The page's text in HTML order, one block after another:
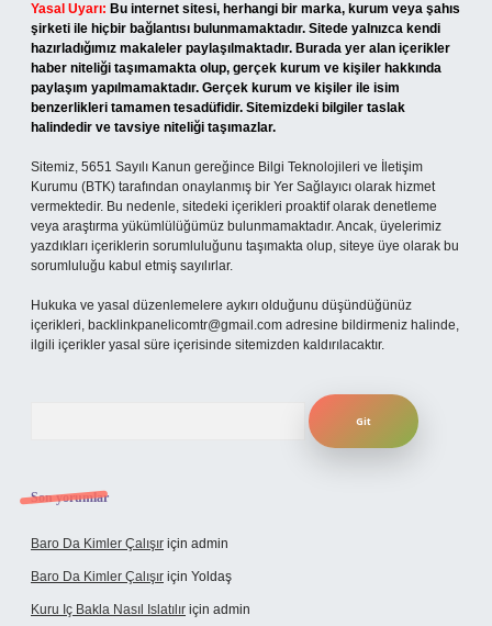
Yasal Uyarı: Bu internet sitesi, herhangi bir marka, kurum veya şahıs
şirketi ile hiçbir bağlantısı bulunmamaktadır. Sitede yalnızca kendi
hazırladığımız makaleler paylaşılmaktadır. Burada yer alan içerikler
haber niteliği taşımamakta olup, gerçek kurum ve kişiler hakkında
paylaşım yapılmamaktadır. Gerçek kurum ve kişiler ile isim
benzerlikleri tamamen tesadüfidir. Sitemizdeki bilgiler taslak
halindedir ve tavsiye niteliği taşımazlar.
Sitemiz, 5651 Sayılı Kanun gereğince Bilgi Teknolojileri ve İletişim
Kurumu (BTK) tarafından onaylanmış bir Yer Sağlayıcı olarak hizmet
vermektedir. Bu nedenle, sitedeki içerikleri proaktif olarak denetleme
veya araştırma yükümlülüğümüz bulunmamaktadır. Ancak, üyelerimiz
yazdıkları içeriklerin sorumluluğunu taşımakta olup, siteye üye olarak bu
sorumluluğu kabul etmiş sayılırlar.
Hukuka ve yasal düzenlemelere aykırı olduğunu düşündüğünüz
içerikleri, backlinkpanelicomtr@gmail.com adresine bildirmeniz halinde,
ilgili içerikler yasal süre içerisinde sitemizden kaldırılacaktır.
Son yorumlar
Baro Da Kimler Çalışır için admin
Baro Da Kimler Çalışır için Yoldaş
Kuru Iç Bakla Nasıl Islatılır için admin